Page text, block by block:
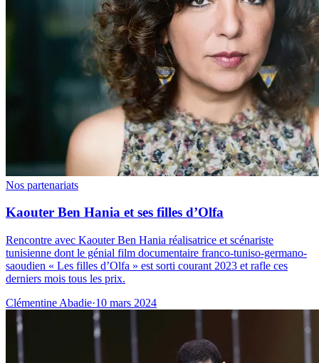
Nos partenariats
Kaouter Ben Hania et ses filles d’Olfa
Rencontre avec Kaouter Ben Hania réalisatrice et scénariste
tunisienne dont le génial film documentaire franco-tuniso-germano-
saoudien « Les filles d’Olfa » est sorti courant 2023 et rafle ces
derniers mois tous les prix.
Clémentine Abadie·10 mars 2024